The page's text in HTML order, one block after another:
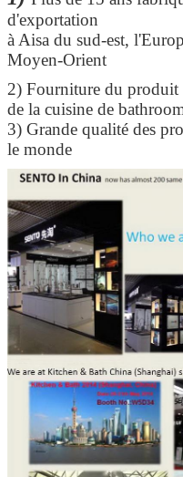
d'exportation
à Aisa du sud-est,
Moyen-Orient
2) Fourniture du produit
de la cuisine de
3) Grande qualité des
le monde